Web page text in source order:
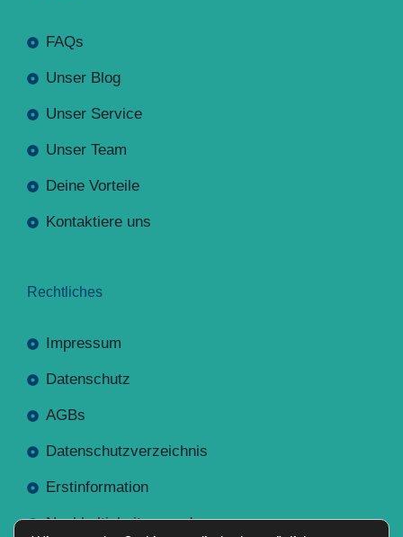
FAQs
Unser Blog
Unser Service
Unser Team
Deine Vorteile
Kontaktiere uns
Rechtliches
Impressum
Datenschutz
AGBs
Datenschutzverzeichnis
Erstinformation
Nachhaltigkeitsverordnung